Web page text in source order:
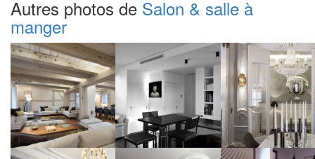
Autres photos de Salon & salle à
manger